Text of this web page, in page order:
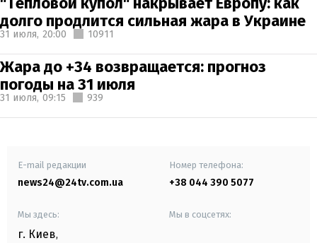
долго продлится сильная жара в Украине
31 июля, 20:00 10911
Жара до +34 возвращается: прогноз
погоды на 31 июля
31 июля, 09:15 939
E-mail редакции
news24@24tv.com.ua
Номер телефона:
+38 044 390 5077
Мы здесь:
г. Киев,
Мы в соцсетях: